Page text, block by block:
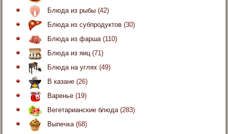
Блюда из рыбы (42)
Блюда из субпродуктов (30)
Блюда из фарша(110)
Блюда из яиц(71)
Блюда на углях (49)
В казане (26)
Варенье (19)
Вегетарианские блюда(283)
Выпечка(68)